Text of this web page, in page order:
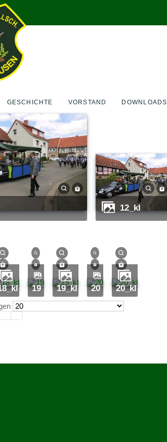
GESCHICHTE VORSTAND DOWNLOADS
12_kl
19 19_kl 20 20_kl